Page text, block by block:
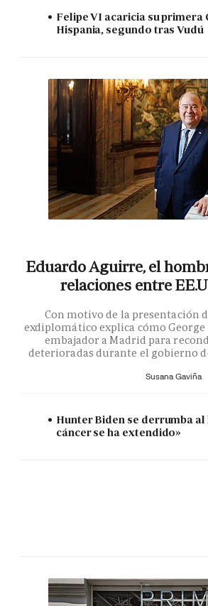
Felipe VI acaricia su primera
Hispania, segundo tras Vudú
Eduardo Aguirre, el
relaciones entre
Con motivo de la presentación
exdiplomático explica cómo
embajador a Madrid para
deterioradas durante el gobierno
Susana Gaviña
Hunter Biden se derrumba
cáncer se ha extendido»